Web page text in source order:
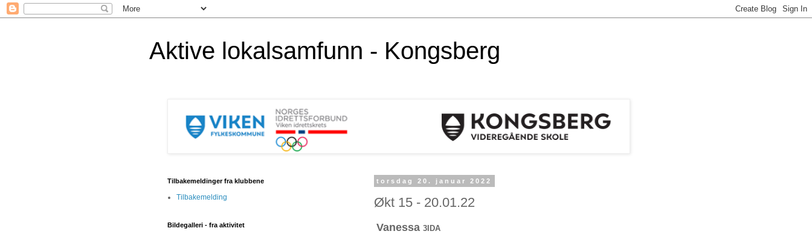
Aktive lokalsamfunn - Kongsberg
torsdag 20. januar 2022
Økt 15 - 20.01.22
Vanessa 3IDA
Tilbakemeldinger fra klubbene
Tilbakemelding
Bildegalleri - fra aktivitet